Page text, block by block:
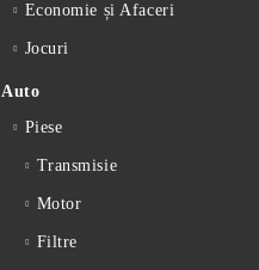
Economie și Afaceri
Jocuri
Auto
Piese
Transmisie
Motor
Filtre